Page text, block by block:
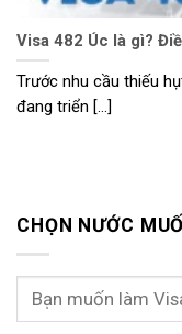
Visa 482 Úc là gì?
Trước nhu cầu thiếu
đang triển [...]
CHỌN NƯỚC